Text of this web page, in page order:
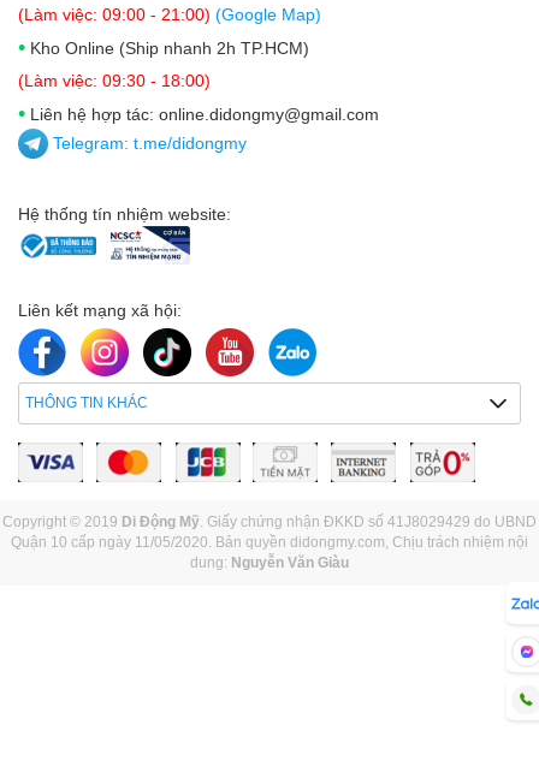
(Làm việc: 09:00 - 21:00) (Google Map)
• Kho Online (Ship nhanh 2h TP.HCM)
(Làm việc: 09:30 - 18:00)
• Liên hệ hợp tác: online.didongmy@gmail.com
Telegram: t.me/didongmy
Hệ thống tín nhiệm website:
Liên kết mạng xã hội:
THÔNG TIN KHÁC
Copyright © 2019 Di Động Mỹ. Giấy chứng nhận ĐKKD số 41J8029429 do UBND
Quận 10 cấp ngày 11/05/2020. Bản quyền didongmy.com, Chịu trách nhiệm nội
dung: Nguyễn Văn Giàu